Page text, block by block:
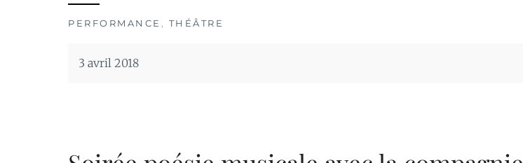
PERFORMANCE , THÉÂTRE
3 avril 2018